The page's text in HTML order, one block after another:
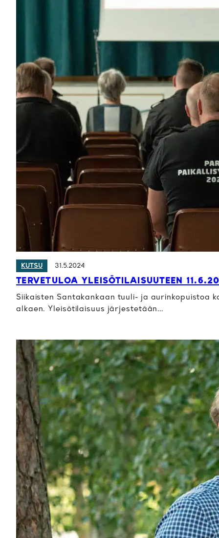
KUTSU 31.5.2024
TERVETULOA YLEISÖTILAISUUTEEN
Siikaisten Santakankaan tuuli- ja aurinkopuistoa
alkaen. Yleisötilaisuus järjestetään…